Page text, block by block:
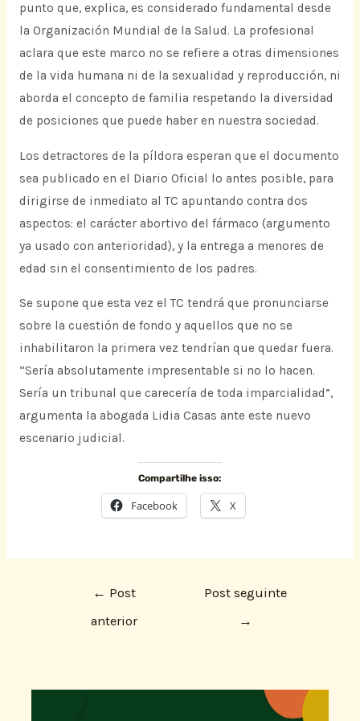
punto que, explica, es considerado fundamental desde
la Organización Mundial de la Salud. La profesional
aclara que este marco no se refiere a otras dimensiones
de la vida humana ni de la sexualidad y reproducción, ni
aborda el concepto de familia respetando la diversidad
de posiciones que puede haber en nuestra sociedad.
Los detractores de la píldora esperan que el documento
sea publicado en el Diario Oficial lo antes posible, para
dirigirse de inmediato al TC apuntando contra dos
aspectos: el carácter abortivo del fármaco (argumento
ya usado con anterioridad), y la entrega a menores de
edad sin el consentimiento de los padres.
Se supone que esta vez el TC tendrá que pronunciarse
sobre la cuestión de fondo y aquellos que no se
inhabilitaron la primera vez tendrían que quedar fuera.
“Sería absolutamente impresentable si no lo hacen.
Sería un tribunal que carecería de toda imparcialidad”,
argumenta la abogada Lidia Casas ante este nuevo
escenario judicial.
Compartilhe isso:
Facebook X
← Post
anterior
Post seguinte
→